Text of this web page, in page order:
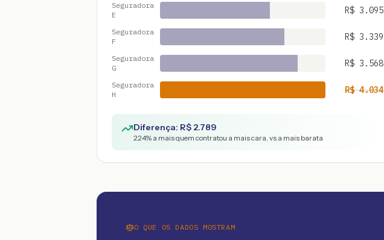
Seguradora
E
R$ 3.095
Seguradora
F
R$ 3.339
Seguradora
G
R$ 3.568
Seguradora
H
R$4.034
Diferença: R$ 2.789
224% a mais quem contratou a mais cara, vs a mais barata
O QUE OS DADOS MOSTRAM